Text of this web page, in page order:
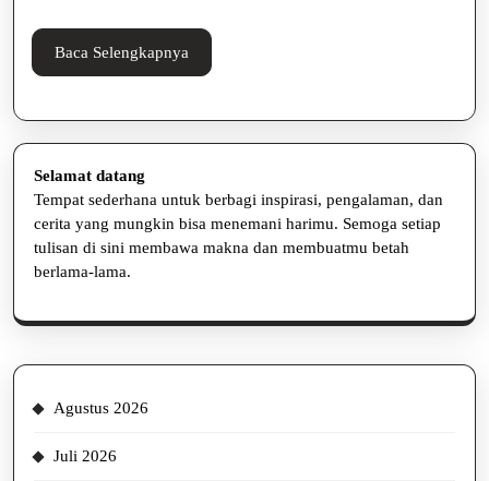
Baca Selengkapnya
Selengkapnya
Selamat datang
Tempat sederhana untuk berbagi inspirasi, pengalaman, dan
cerita yang mungkin bisa menemani harimu. Semoga setiap
tulisan di sini membawa makna dan membuatmu betah
berlama-lama.
Agustus 2026
Juli 2026